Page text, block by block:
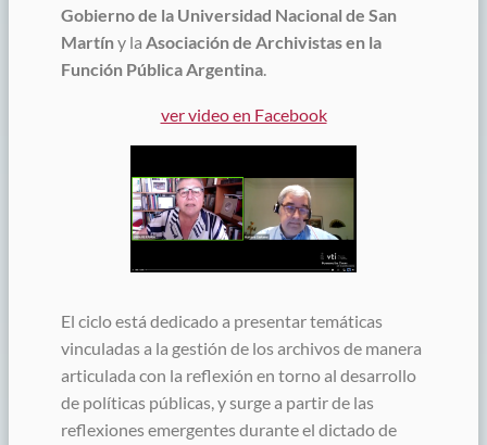
Gobierno de la Universidad Nacional de San
Martíny la Asociación de Archivistas en la
Función Pública Argentina.
ver video en Facebook
El ciclo está dedicado a presentar temáticas
vinculadas a la gestión de los archivos de manera
articulada con la reflexión en torno al desarrollo
de políticas públicas, y surge a partir de las
reflexiones emergentes durante el dictado de